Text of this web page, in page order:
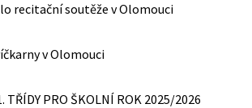
recitační soutěže v Olomouci
v Olomouci
TŘÍDY PRO ŠKOLNÍ ROK 2025/2026